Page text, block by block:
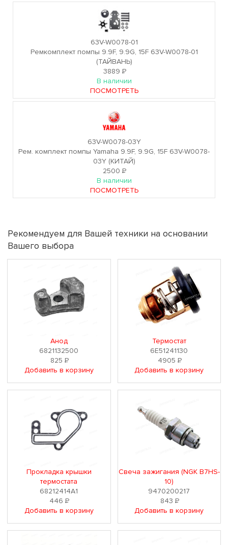
63V-W0078-01
Ремкомплект помпы 9.9F, 9.9G, 15F 63V-W0078-01
(ТАЙВАНЬ)
3889 Р
В наличии
ПОСМОТРЕТЬ
63V-W0078-03Y
Рем. комплект помпы Yamaha 9.9F, 9.9G, 15F 63V-W0078-
03Y (КИТАЙ)
2500Р
В наличии
ПОСМОТРЕТЬ
Рекомендуем для Вашей техники на основании
Вашего выбора
Анод
6821132500
825 Р
Добавить в корзину
Термостат
6E51241130
4905 Р
Добавить в корзину
Прокладка крышки
термостата
68212414A1
446Р
Добавить в корзину
Свеча зажигания (NGK B7HS-
10)
9470200217
843 Р
Добавить в корзину